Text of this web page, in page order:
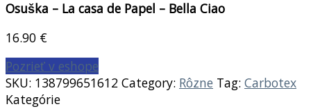
Osuška – La casa de Papel – Bella Ciao
16.90 €
Pozrieť v eshope
SKU: 138799651612 Category: Rôzne Tag: Carbotex
Kategórie